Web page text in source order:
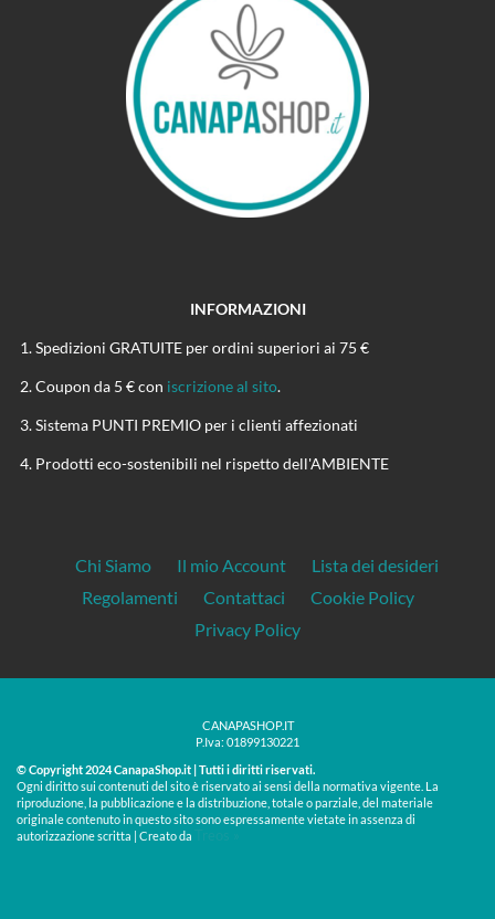
INFORMAZIONI
Spedizioni GRATUITE per ordini superiori ai 75 €
Coupon da 5 € con iscrizione al sito.
Sistema PUNTI PREMIO per i clienti affezionati
Prodotti eco-sostenibili nel rispetto dell'AMBIENTE
Chi Siamo Il mio Account
Lista dei desideri
Regolamenti
Contattaci
Cookie Policy
Privacy Policy
CANAPASHOP.IT
P.Iva: 01899130221
© Copyright 2024 CanapaShop.it | Tutti i diritti riservati.
Ogni diritto sui contenuti del sito è riservato ai sensi della normativa vigente. La
riproduzione, la pubblicazione e la distribuzione, totale o parziale, del materiale
originale contenuto in questo sito sono espressamente vietate in assenza di
autorizzazione scritta | Creato da